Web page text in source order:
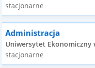
stacjonarne
Administracja
Uniwersytet Ekonomiczny
stacjonarne